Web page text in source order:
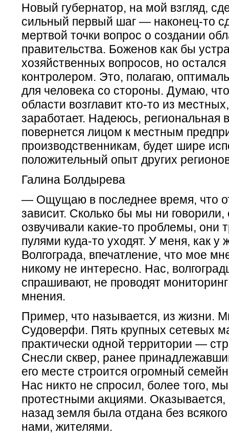
Новый губернатор, на мой взгляд,
сильный первый шаг — наконец-то
мертвой точки вопрос о создании
правительства. Боженов как бы
хозяйственных вопросов, но
контролером. Это, полагаю,
для человека со стороны. Думаю,
области возглавит кто-то из
заработает. Надеюсь, региональная
повернется лицом к местным
производственникам, будет шире
положительный опыт других
Галина Болдырева
— Ощущаю в последнее время, что
зависит. Сколько бы мы ни говорили,
озвучивали какие-то проблемы, они
пулями куда-то уходят. У меня, как у
Волгограда, впечатление, что мое
никому не интересно. Нас,
спрашивают, не проводят
мнения.
Пример, что называется, из жизни.
Судоверфи. Пять крупных сетевых
практически одной территории —
Снесли сквер, ранее
его месте строится огромный
Нас никто не спросил, более того,
протестными акциями. Оказывается,
назад земля была отдана без
нами, жителями.